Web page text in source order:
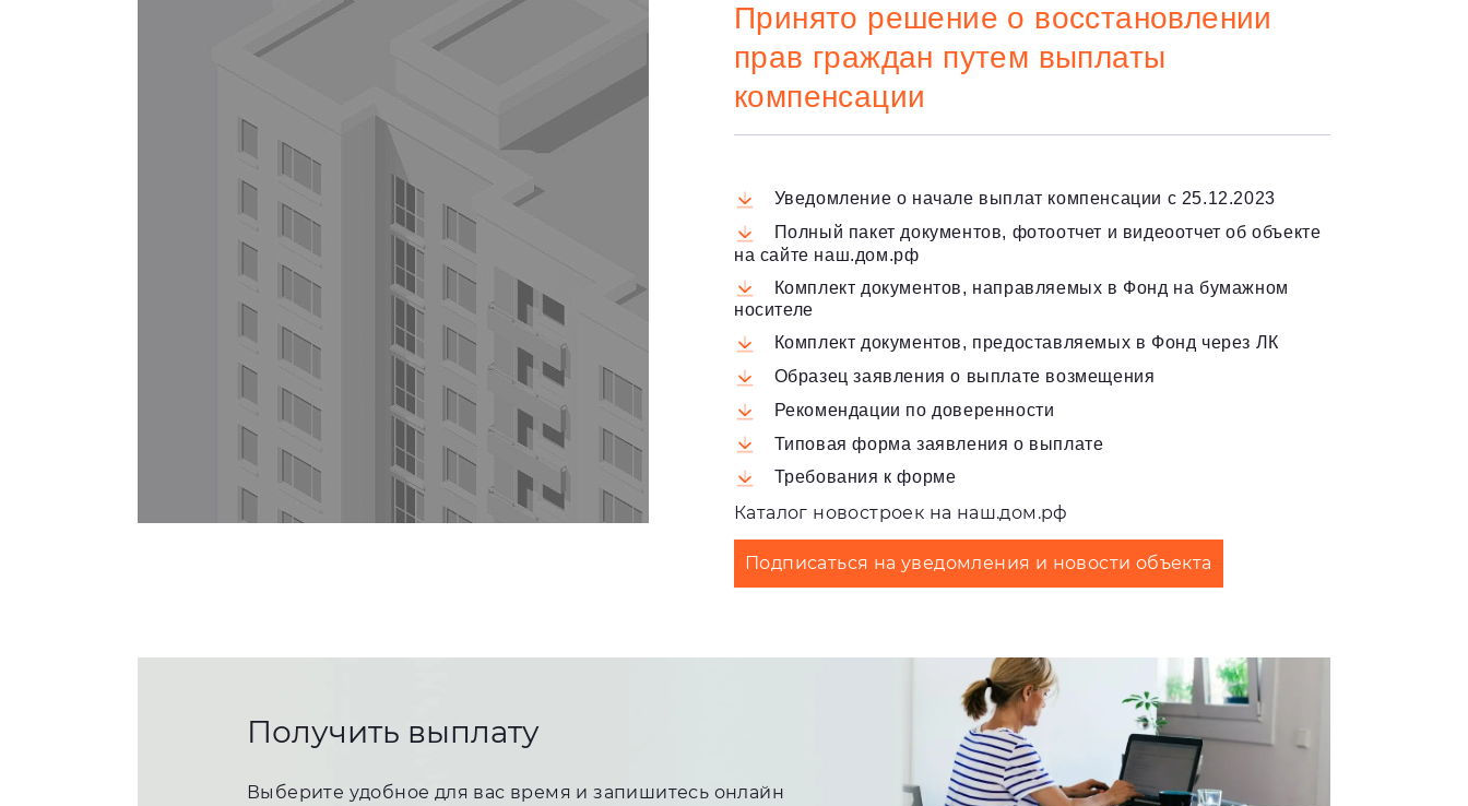
Принято решение о восстановлении
прав граждан путем выплаты
компенсации
Уведомление о начале выплат компенсации с 25.12.2023
Полный пакет документов, фотоотчет и видеоотчет об объекте
на сайте наш.дом.рф
Комплект документов, направляемых в Фонд на бумажном
носителе
Комплект документов, предоставляемых в Фонд через ЛК
Образец заявления о выплате возмещения
Рекомендации по доверенности
Типовая форма заявления о выплате
Требования к форме
Каталог новостроек на наш.дом.рф
Подписаться на уведомления и новости объекта
Получить выплату
Выберите удобное для вас время и запишитесь онлайн